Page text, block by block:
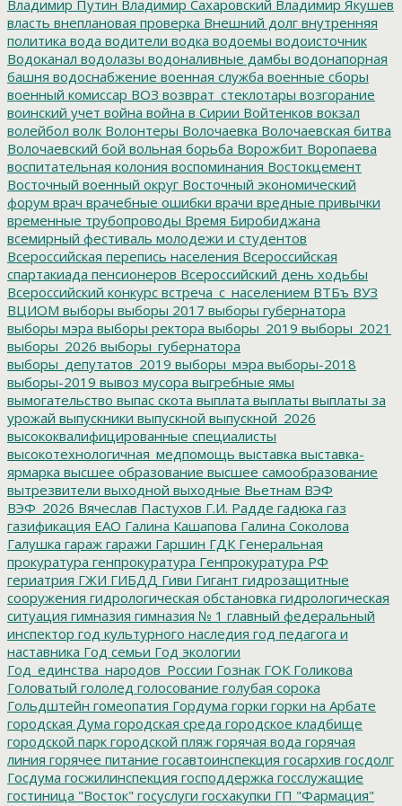
Владимир Путин Владимир Сахаровский Владимир Якушев
власть внеплановая проверка Внешний долг внутренняя
политика вода водители водка водоемы водоисточник
Водоканал водолазы водоналивные дамбы водонапорная
башня водоснабжение военная служба военные сборы
военный комиссар ВОЗ возврат_стеклотары возгорание
воинский учет война война в Сирии Войтенков вокзал
волейбол волк Волонтеры Волочаевка Волочаевская битва
Волочаевский бой вольная борьба Ворожбит Воропаева
воспитательная колония воспоминания Востокцемент
Восточный военный округ Восточный экономический
форум врач врачебные ошибки врачи вредные привычки
временные трубопроводы Время Биробиджана
всемирный фестиваль молодежи и студентов
Всероссийская перепись населения Всероссийская
спартакиада пенсионеров Всероссийский день ходьбы
Всероссийский конкурс встреча_с_населением ВТБъ ВУЗ
ВЦИОМ выборы выборы 2017 выборы губернатора
выборы мэра выборы ректора выборы_2019 выборы_2021
выборы_2026 выборы_губернатора
выборы_депутатов_2019 выборы_мэра выборы-2018
выборы-2019 вывоз мусора выгребные ямы
вымогательство выпас скота выплата выплаты выплаты за
урожай выпускники выпускной выпускной_2026
высококвалифицированные специалисты
высокотехнологичная_медпомощь выставка выставка-
ярмарка высшее образование высшее самообразование
вытрезвители выходной выходные Вьетнам ВЭФ
ВЭФ_2026 Вячеслав Пастухов Г.И. Радде гадюка газ
газификация ЕАО Галина Кашапова Галина Соколова
Галушка гараж гаражи Гаршин ГДК Генеральная
прокуратура генпрокуратура Генпрокуратура РФ
гериатрия ГЖИ ГИБДД Гиви Гигант гидрозащитные
сооружения гидрологическая обстановка гидрологическая
ситуация гимназия гимназия № 1 главный федеральный
инспектор год культурного наследия год педагога и
наставника Год семьи Год экологии
Год_единства_народов_России Гознак ГОК Голикова
Головатый гололед голосование голубая сорока
Гольдштейн гомеопатия Гордума горки горки на Арбате
городская Дума городская среда городское кладбище
городской парк городской пляж горячая вода горячая
линия горячее питание госавтоинспекция госархив госдолг
Госдума госжилинспекция господдержка госслужащие
гостиница "Восток" госуслуги госхакупки ГП "Фармация"